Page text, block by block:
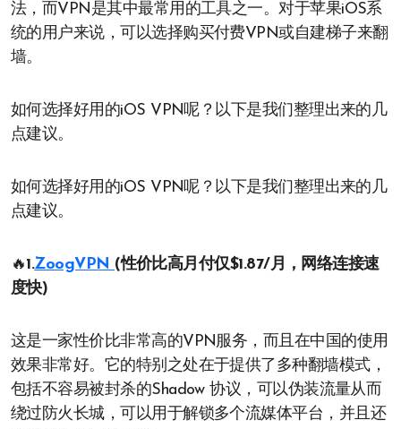
法，而VPN是其中最常用的工具之一。对于苹果iOS系
统的用户来说，可以选择购买付费VPN或自建梯子来翻
墙。
如何选择好用的iOS VPN呢？以下是我们整理出来的几
点建议。
如何选择好用的iOS VPN呢？以下是我们整理出来的几
点建议。
🔥1.ZoogVPN (性价比高月付仅$1.87/月，网络连接速
度快)
这是一家性价比非常高的VPN服务，而且在中国的使用
效果非常好。它的特别之处在于提供了多种翻墙模式，
包括不容易被封杀的Shadow 协议，可以伪装流量从而
绕过防火长城，可以用于解锁多个流媒体平台，并且还